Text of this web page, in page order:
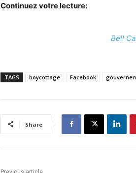
Continuez votre lecture:
Bell
TAGS boycottage Facebook
Share